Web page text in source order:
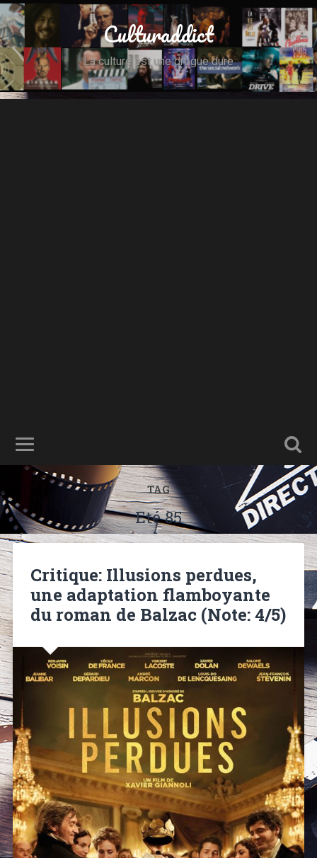
Culturaddict
La culture est une drogue dure
TAG
Eté 85
Critique: Illusions perdues,
une adaptation flamboyante
du roman de Balzac (Note: 4/5)